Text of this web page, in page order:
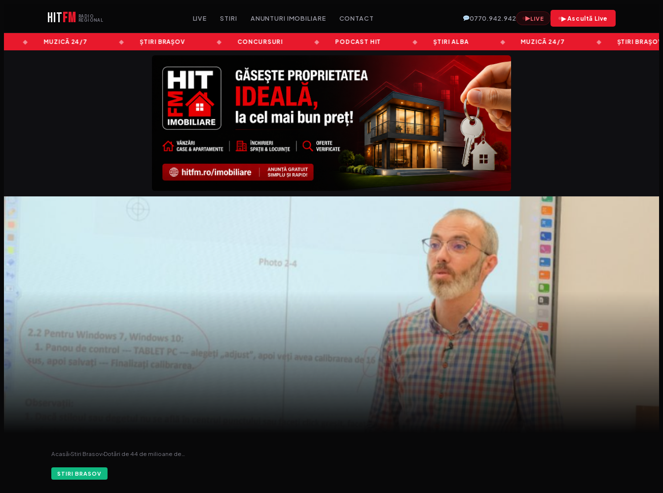
HITFM
RADIO
REGIONAL
LIVE STIRI ANUNTURI IMOBILIARE CONTACT 0770.942.942 ▶LIVE ▶ Ascultă Live
MUZICĂ 24/7 ȘTIRI BRAȘOV CONCURSURI PODCAST HIT ȘTIRI ALBA MUZICĂ 24/7 ȘTIRI BRAȘOV
Acasă›Stiri Brasov›Dotări de 44 de milioane de…
STIRI BRASOV